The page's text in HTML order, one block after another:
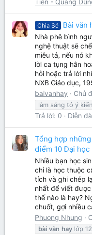
Tiến - Quang
Chia Sẻ Bài văn
Nhà phê bình
nghệ thuật sẽ
miêu tả, nếu nó
lời ca tụng hân
hỏi hoặc trả lời
NXB Giáo dục,
baivanhay
Chủ
làm sáng tỏ ý kiến
Trả lời: 0 Diễn
Tổng hợp
điểm 10 Đại học
Nhiều bạn học
chỉ là học thuộc
tích và ghi chép
nhất để viết
thế nào là hay?
chuốt, gợi nhiều
Phuong Nhung
bài văn hay lớp 12